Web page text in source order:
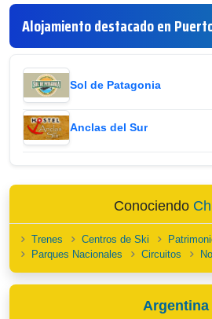
Alojamiento destacado en
Sol de Patagonia
Anclas del Sur
Conociendo
Trenes Centros de Ski
Parques Nacionales
Circuitos
Argentina